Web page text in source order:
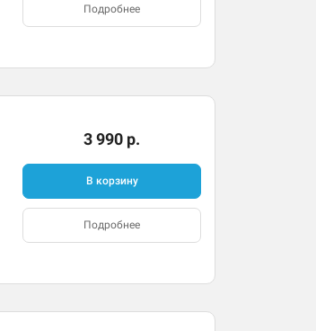
Подробнее
3 990 р.
В корзину
Подробнее